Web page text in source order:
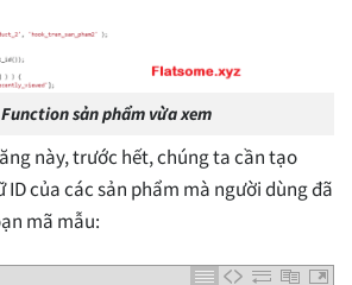
Function sản phẩm vừa xem
này, trước hết, chúng ta cần tạo
của các sản phẩm mà người dùng đã
mã mẫu: